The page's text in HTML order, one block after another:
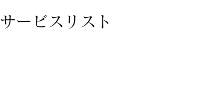
サービスリスト